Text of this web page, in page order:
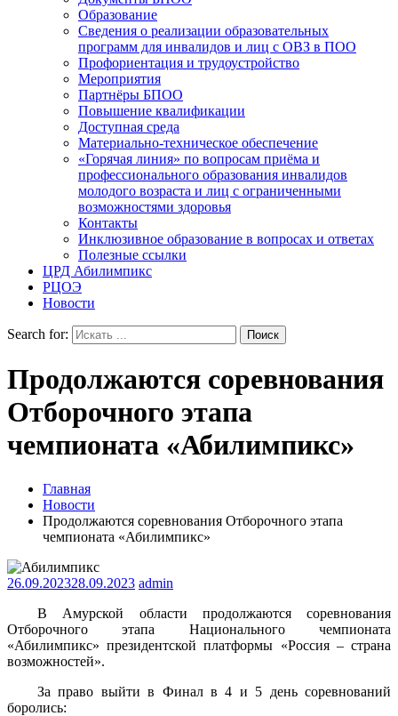
Образование
Сведения о реализации образовательных
программ для инвалидов и лиц с ОВЗ в ПОО
Профориентация и трудоустройство
Мероприятия
Партнёры БПОО
Повышение квалификации
Доступная среда
Материально-техническое обеспечение
«Горячая линия» по вопросам приёма и
профессионального образования инвалидов
молодого возраста и лиц с ограниченными
возможностями здоровья
Контакты
Инклюзивное образование в вопросах и ответах
Полезные ссылки
ЦРД Абилимпикс
РЦОЭ
Новости
Search for:
Продолжаются соревнования
Отборочного этапа
чемпионата «Абилимпикс»
Главная
Новости
Продолжаются соревнования Отборочного этапа
чемпионата «Абилимпикс»
26.09.202328.09.2023 admin
В Амурской области продолжаются соревнования
Отборочного этапа Национального чемпионата
«Абилимпикс» президентской платформы «Россия – страна
возможностей».
За право выйти в Финал в 4 и 5 день соревнований
боролись: